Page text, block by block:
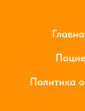
Политика